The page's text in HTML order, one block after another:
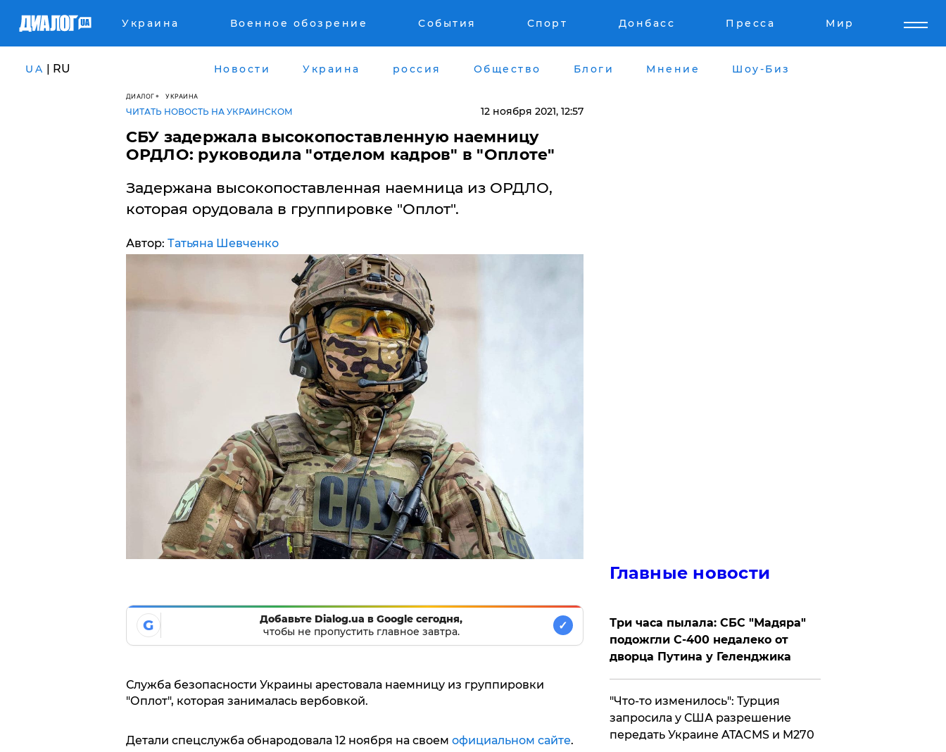
Украина Военное обозрение События Спорт Донбасс Пресса Мир
UA | RU Новости Украина россия Общество Блоги Мнение Шоу-Биз
ДИАЛОГ УКРАИНА
ЧИТАТЬ НОВОСТЬ НА УКРАИНСКОМ 12 ноября 2021, 12:57
СБУ задержала высокопоставленную наемницу
ОРДЛО: руководила "отделом кадров" в "Оплоте"
​Задержана высокопоставленная наемница из ОРДЛО,
которая орудовала в группировке "Оплот".
Автор: Татьяна Шевченко
G
Добавьте Dialog.ua в Google сегодня,
чтобы не пропустить главное завтра.
✓
Служба безопасности Украины арестовала наемницу из группировки
"Оплот", которая занималась вербовкой.
Детали спецслужба обнародовала 12 ноября на своем официальном сайте.
Главные новости
Три часа пылала: СБС "Мадяра"
подожгли С-400 недалеко от
дворца Путина у Геленджика
​"Что-то изменилось": Турция
запросила у США разрешение
передать Украине ATACMS и M270